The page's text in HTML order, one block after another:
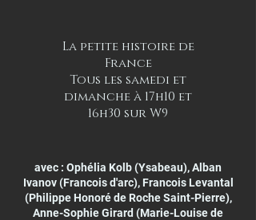
La petite histoire de
France
Tous les samedi et
dimanche à 17h10 et
16h30 sur W9
avec : Ophélia Kolb (Ysabeau), Alban
Ivanov (Francois d'arc), Francois Levantal
(Philippe Honoré de Roche Saint-Pierre),
Anne-Sophie Girard (Marie-Louise de